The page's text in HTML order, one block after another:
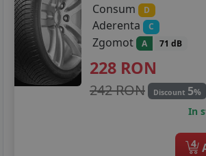
Consum
D
Aderenta C
Zgomot A 71 dB
228 RON
242 RON Discount 5%
In
4